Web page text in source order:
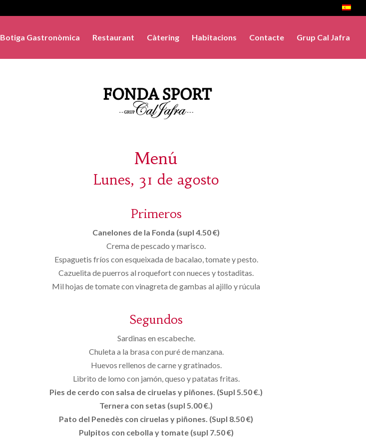
Botiga Gastronòmica Restaurant Càtering Habitacions Contacte Grup Cal Jafra
Menú
Lunes, 31 de agosto
Primeros
Canelones de la Fonda (supl 4.50 €)
Crema de pescado y marisco.
Espaguetis fríos con esqueixada de bacalao, tomate y pesto.
Cazuelita de puerros al roquefort con nueces y tostaditas.
Mil hojas de tomate con vinagreta de gambas al ajillo y rúcula
Segundos
Sardinas en escabeche.
Chuleta a la brasa con puré de manzana.
Huevos rellenos de carne y gratinados.
Librito de lomo con jamón, queso y patatas fritas.
Pies de cerdo con salsa de ciruelas y piñones. (Supl 5.50 €.)
Ternera con setas (supl 5.00 €.)
Pato del Penedès con ciruelas y piñones. (Supl 8.50 €)
Pulpitos con cebolla y tomate (supl 7.50 €)